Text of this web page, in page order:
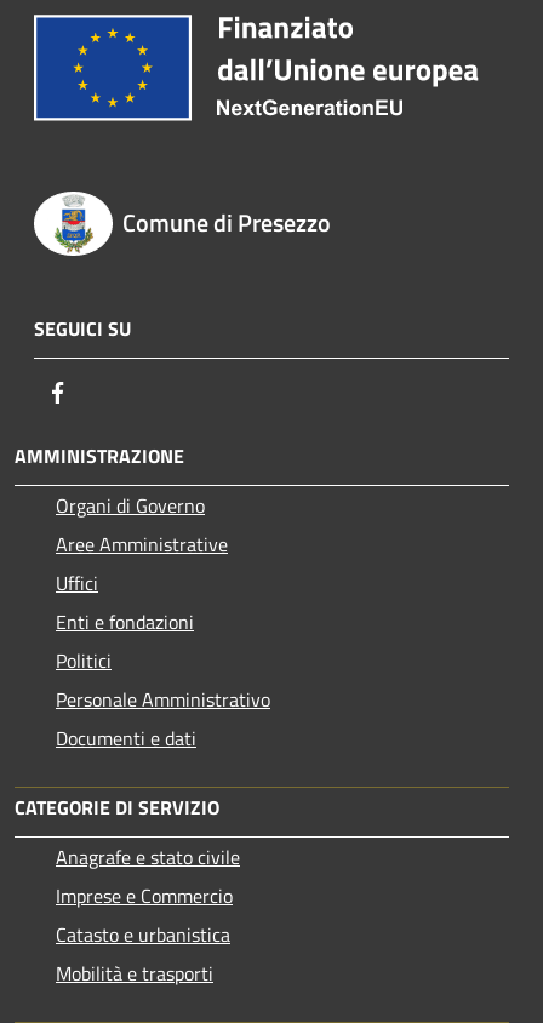
Comune di Presezzo
SEGUICI SU
AMMINISTRAZIONE
Organi di Governo
Aree Amministrative
Uffici
Enti e fondazioni
Politici
Personale Amministrativo
Documenti e dati
CATEGORIE DI SERVIZIO
Anagrafe e stato civile
Imprese e Commercio
Catasto e urbanistica
Mobilità e trasporti